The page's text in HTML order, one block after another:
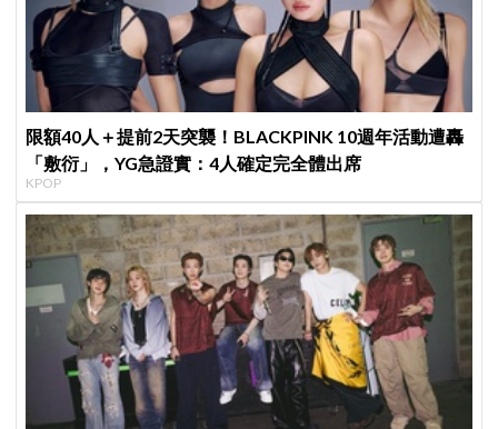
限額40人＋提前2天突襲！BLACKPINK 10週年活動遭轟
「敷衍」，YG急證實：4人確定完全體出席
KPOP